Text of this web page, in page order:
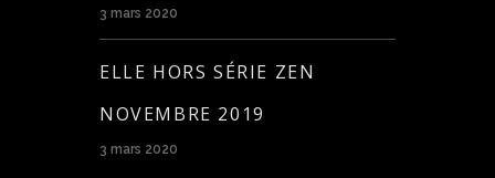
3 mars 2020
ELLE HORS SÉRIE ZEN
NOVEMBRE 2019
3 mars 2020